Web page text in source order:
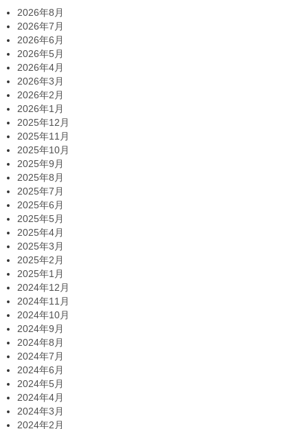
2026年8月
2026年7月
2026年6月
2026年5月
2026年4月
2026年3月
2026年2月
2026年1月
2025年12月
2025年11月
2025年10月
2025年9月
2025年8月
2025年7月
2025年6月
2025年5月
2025年4月
2025年3月
2025年2月
2025年1月
2024年12月
2024年11月
2024年10月
2024年9月
2024年8月
2024年7月
2024年6月
2024年5月
2024年4月
2024年3月
2024年2月